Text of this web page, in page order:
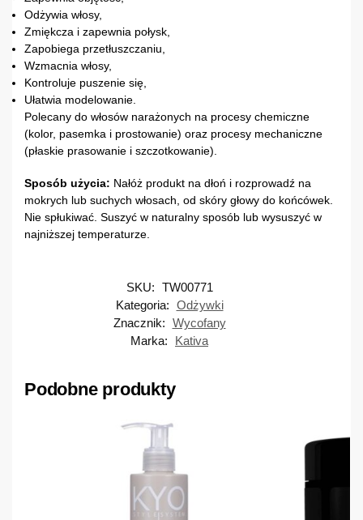
Odżywia włosy,
Zmiękcza i zapewnia połysk,
Zapobiega przetłuszczaniu,
Wzmacnia włosy,
Kontroluje puszenie się,
Ułatwia modelowanie.
Polecany do włosów narażonych na procesy chemiczne
(kolor, pasemka i prostowanie) oraz procesy mechaniczne
(płaskie prasowanie i szczotkowanie).
Sposób użycia: Nałóż produkt na dłoń i rozprowadź na
mokrych lub suchych włosach, od skóry głowy do końcówek.
Nie spłukiwać. Suszyć w naturalny sposób lub wysuszyć w
najniższej temperaturze.
SKU: TW00771
Kategoria: Odżywki
Znacznik: Wycofany
Marka:
Kativa
Podobne produkty